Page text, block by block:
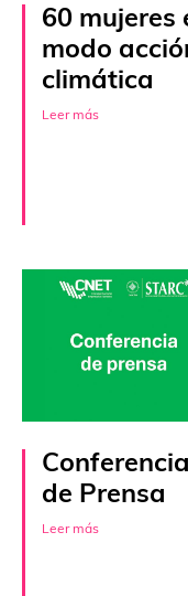
60 mujeres
modo
climática
Leer más
Conferencia
de Prensa
Leer más